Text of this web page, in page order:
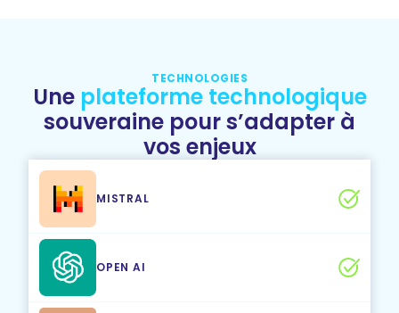
TECHNOLOGIES
Une plateforme technologique
souveraine pour s’adapter à
vos enjeux
MISTRAL
OPEN AI